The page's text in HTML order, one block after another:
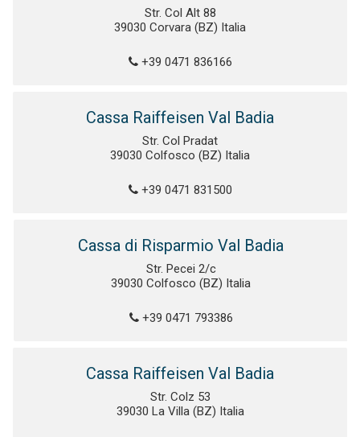
Str. Col Alt 88
39030 Corvara (BZ) Italia
+39 0471 836166
Cassa Raiffeisen Val Badia
Str. Col Pradat
39030 Colfosco (BZ) Italia
+39 0471 831500
Cassa di Risparmio Val Badia
Str. Pecei 2/c
39030 Colfosco (BZ) Italia
+39 0471 793386
Cassa Raiffeisen Val Badia
Str. Colz 53
39030 La Villa (BZ) Italia